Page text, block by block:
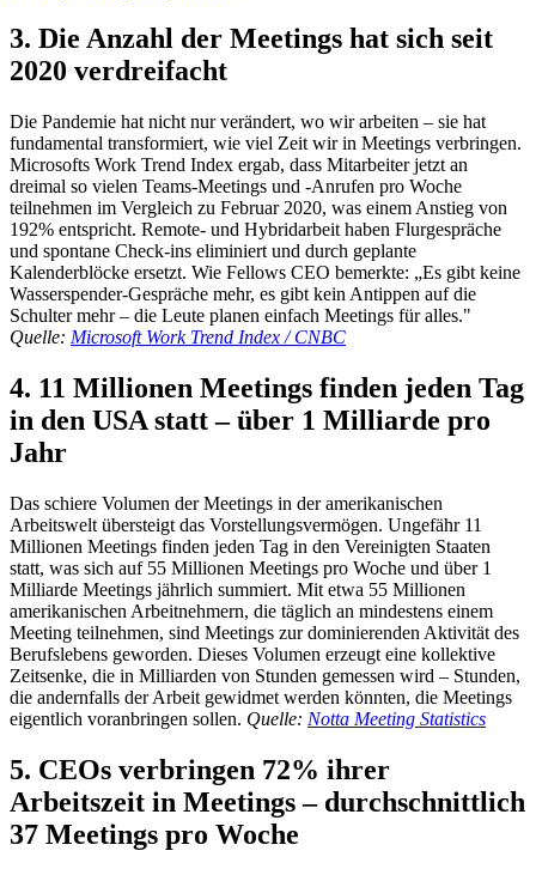
3. Die Anzahl der Meetings hat sich seit
2020 verdreifacht
Die Pandemie hat nicht nur verändert, wo wir arbeiten – sie hat
fundamental transformiert, wie viel Zeit wir in Meetings verbringen.
Microsofts Work Trend Index ergab, dass Mitarbeiter jetzt an
dreimal so vielen Teams-Meetings und -Anrufen pro Woche
teilnehmen im Vergleich zu Februar 2020, was einem Anstieg von
192% entspricht. Remote- und Hybridarbeit haben Flurgespräche
und spontane Check-ins eliminiert und durch geplante
Kalenderblöcke ersetzt. Wie Fellows CEO bemerkte: „Es gibt keine
Wasserspender-Gespräche mehr, es gibt kein Antippen auf die
Schulter mehr – die Leute planen einfach Meetings für alles."
Quelle: Microsoft Work Trend Index / CNBC
4. 11 Millionen Meetings finden jeden Tag
in den USA statt – über 1 Milliarde pro
Jahr
Das schiere Volumen der Meetings in der amerikanischen
Arbeitswelt übersteigt das Vorstellungsvermögen. Ungefähr 11
Millionen Meetings finden jeden Tag in den Vereinigten Staaten
statt, was sich auf 55 Millionen Meetings pro Woche und über 1
Milliarde Meetings jährlich summiert. Mit etwa 55 Millionen
amerikanischen Arbeitnehmern, die täglich an mindestens einem
Meeting teilnehmen, sind Meetings zur dominierenden Aktivität des
Berufslebens geworden. Dieses Volumen erzeugt eine kollektive
Zeitsenke, die in Milliarden von Stunden gemessen wird – Stunden,
die andernfalls der Arbeit gewidmet werden könnten, die Meetings
eigentlich voranbringen sollen. Quelle: Notta Meeting Statistics
5. CEOs verbringen 72% ihrer
Arbeitszeit in Meetings – durchschnittlich
37 Meetings pro Woche